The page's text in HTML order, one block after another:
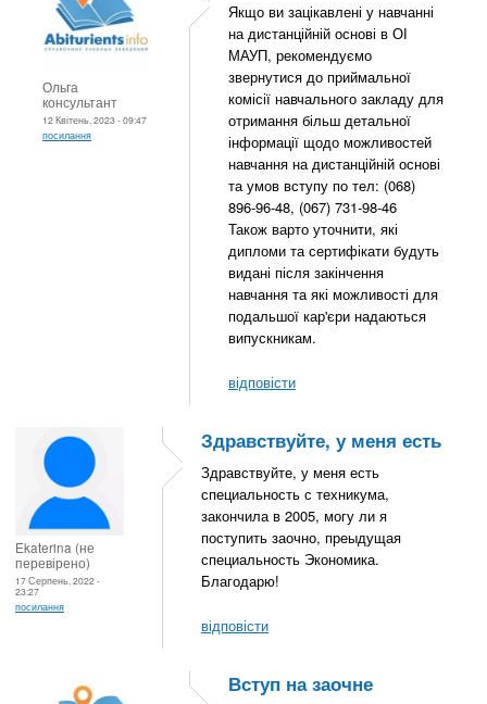
Ольга
консультант
12 Квітень, 2023 - 09:47
посилання
Якщо ви зацікавлені у навчанні
на дистанційній основі в ОІ
МАУП, рекомендуємо
звернутися до приймальної
комісії навчального закладу для
отримання більш детальної
інформації щодо можливостей
навчання на дистанційній основі
та умов вступу по тел: (068)
896-96-48, (067) 731-98-46
Також варто уточнити, які
дипломи та сертифікати будуть
видані після закінчення
навчання та які можливості для
подальшої кар'єри надаються
випускникам.
відповісти
Ekaterina (не
перевірено)
17 Серпень, 2022 -
23:27
посилання
Здравствуйте, у меня есть
Здравствуйте, у меня есть
специальность с техникума,
закончила в 2005, могу ли я
поступить заочно, преыдущая
специальность Экономика.
Благодарю!
відповісти
Вступ на заочне